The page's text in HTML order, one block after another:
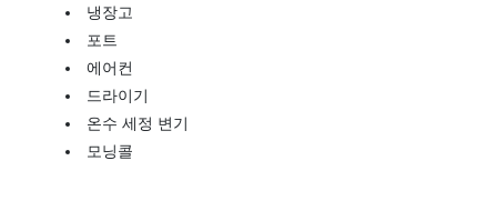
냉장고
포트
에어컨
드라이기
온수 세정 변기
모닝콜